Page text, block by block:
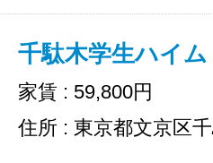
千駄木学生ハイム
家賃 : 59,800円
住所 : 東京都文京区